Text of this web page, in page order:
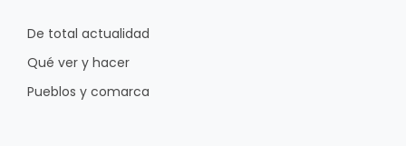
De total actualidad
Qué ver y hacer
Pueblos y comarca